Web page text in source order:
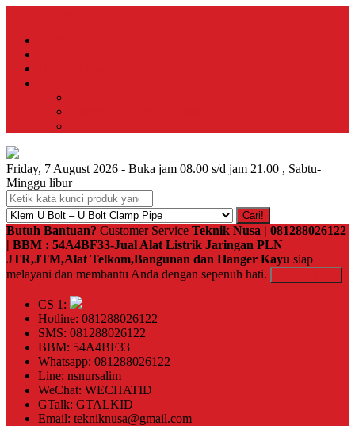
Friday, 7 August 2026 - Buka jam 08.00 s/d jam 21.00 , Sabtu-
Minggu libur
Cari!
Butuh Bantuan? Customer Service Teknik Nusa | 081288026122
| BBM : 54A4BF33-Jual Alat Listrik Jaringan PLN
JTR,JTM,Alat Telkom,Bangunan dan Hanger Kayu siap
melayani dan membantu Anda dengan sepenuh hati.
CS 1:
Hotline: 081288026122
SMS: 081288026122
BBM: 54A4BF33
Whatsapp: 081288026122
Line: nsnursalim
WeChat: WECHATID
GTalk: GTALKID
Email: tekniknusa@gmail.com